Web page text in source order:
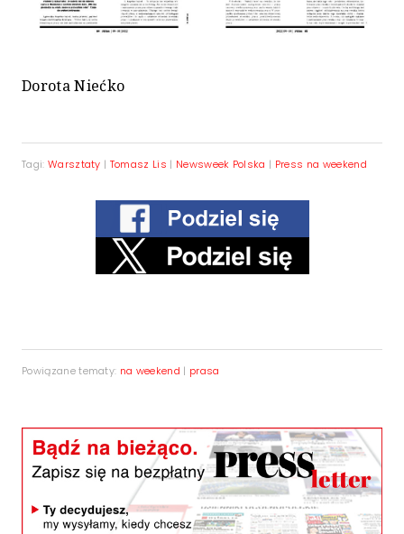
Dorota Niećko
Tagi: Warsztaty | Tomasz Lis | Newsweek Polska | Press na weekend
Powiązane tematy: na weekend | prasa